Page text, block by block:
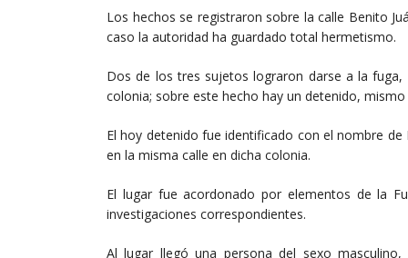
Los hechos se registraron sobre la calle Benito
caso la autoridad ha guardado total hermetismo.
Dos de los tres sujetos lograron darse a la
colonia; sobre este hecho hay un detenido,
El hoy detenido fue identificado con el nombre de
en la misma calle en dicha colonia.
El lugar fue acordonado por elementos de la
investigaciones correspondientes.
Al lugar llegó una persona del sexo